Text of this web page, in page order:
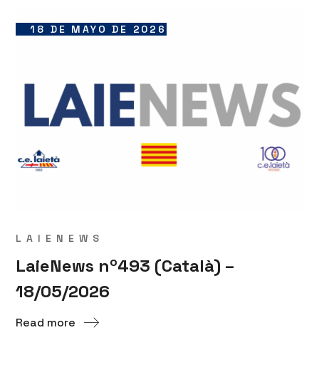
18 DE MAYO DE 2026
LAIENEWS
LaieNews nº493 (Català) –
18/05/2026
Read more